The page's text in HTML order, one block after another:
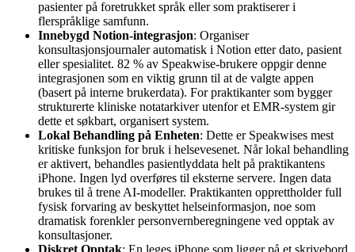
pasienter på foretrukket språk eller som praktiserer i
flerspråklige samfunn.
Innebygd Notion-integrasjon: Organiser
konsultasjonsjournaler automatisk i Notion etter dato, pasient
eller spesialitet. 82 % av Speakwise-brukere oppgir denne
integrasjonen som en viktig grunn til at de valgte appen
(basert på interne brukerdata). For praktikanter som bygger
strukturerte kliniske notatarkiver utenfor et EMR-system gir
dette et søkbart, organisert system.
Lokal Behandling på Enheten: Dette er Speakwises mest
kritiske funksjon for bruk i helsevesenet. Når lokal behandling
er aktivert, behandles pasientlyddata helt på praktikantens
iPhone. Ingen lyd overføres til eksterne servere. Ingen data
brukes til å trene AI-modeller. Praktikanten opprettholder full
fysisk forvaring av beskyttet helseinformasjon, noe som
dramatisk forenkler personvernberegningene ved opptak av
konsultasjoner.
Diskret Opptak: En leges iPhone som ligger på et skrivebord